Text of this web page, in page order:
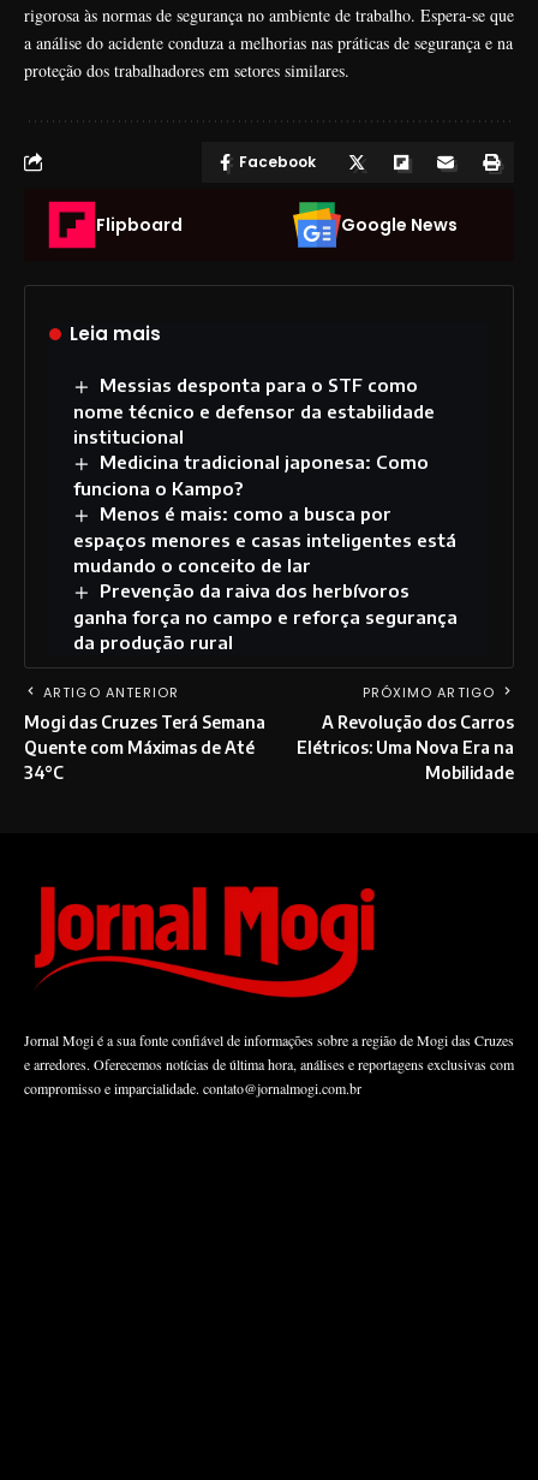
rigorosa às normas de segurança no ambiente de trabalho. Espera-se que
a análise do acidente conduza a melhorias nas práticas de segurança e na
proteção dos trabalhadores em setores similares.
Facebook
Flipboard Google News
Leia mais
Messias desponta para o STF como
nome técnico e defensor da estabilidade
institucional
Medicina tradicional japonesa: Como
funciona o Kampo?
Menos é mais: como a busca por
espaços menores e casas inteligentes está
mudando o conceito de lar
Prevenção da raiva dos herbívoros
ganha força no campo e reforça segurança
da produção rural
ARTIGO ANTERIOR
Mogi das Cruzes Terá Semana
Quente com Máximas de Até
34°C
PRÓXIMO ARTIGO
A Revolução dos Carros
Elétricos: Uma Nova Era na
Mobilidade
Jornal Mogi é a sua fonte confiável de informações sobre a região de Mogi das Cruzes
e arredores. Oferecemos notícias de última hora, análises e reportagens exclusivas com
compromisso e imparcialidade. contato@jornalmogi.com.br